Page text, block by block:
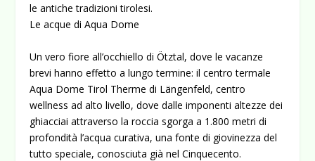
le antiche tradizioni tirolesi.
Le acque di Aqua Dome
Un vero fiore all’occhiello di Ötztal, dove le vacanze
brevi hanno effetto a lungo termine: il centro termale
Aqua Dome Tirol Therme di Längenfeld, centro
wellness ad alto livello, dove dalle imponenti altezze dei
ghiacciai attraverso la roccia sgorga a 1.800 metri di
profondità l’acqua curativa, una fonte di giovinezza del
tutto speciale, conosciuta già nel Cinquecento.